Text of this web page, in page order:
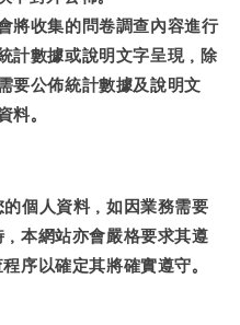
將收集的問卷調查內容進行
計數據或說明文字呈現，除
要公佈統計數據及說明文
料。
個人資料，如因業務需要
本網站亦會嚴格要求其遵
序以確定其將確實遵守。